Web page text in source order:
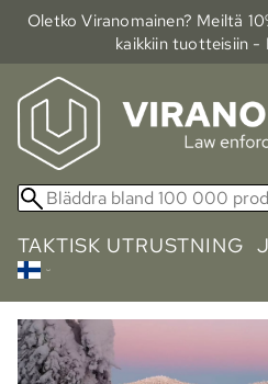
Oletko Viranomainen? Meiltä
kaikkiin tuotteisiin -
TAKTISK UTRUSTNING